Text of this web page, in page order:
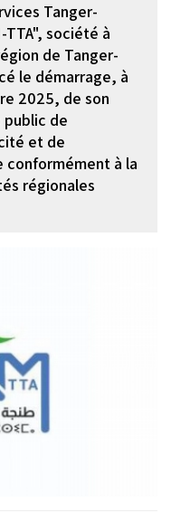
Tanger-
TTA", société à
de Tanger-
le démarrage, à
2025, de son
de
et de
conformément à la
régionales